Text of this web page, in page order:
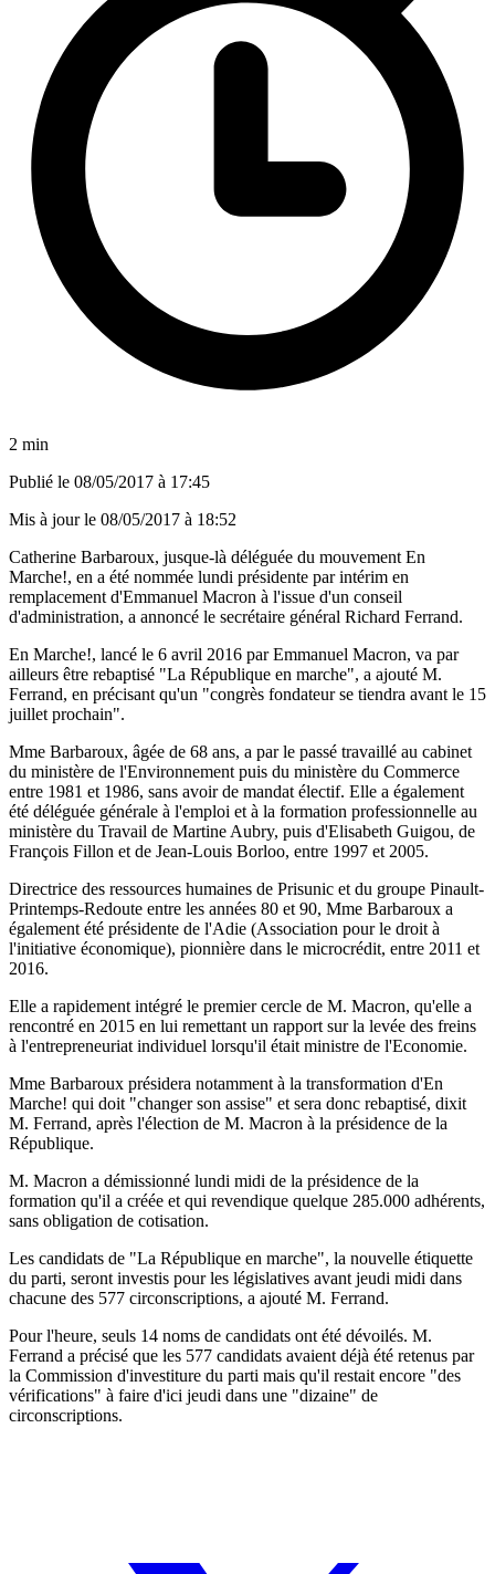
2 min
Publié le 08/05/2017 à 17:45
Mis à jour le 08/05/2017 à 18:52
Catherine Barbaroux, jusque-là déléguée du mouvement En
Marche!, en a été nommée lundi présidente par intérim en
remplacement d'Emmanuel Macron à l'issue d'un conseil
d'administration, a annoncé le secrétaire général Richard Ferrand.
En Marche!, lancé le 6 avril 2016 par Emmanuel Macron, va par
ailleurs être rebaptisé "La République en marche", a ajouté M.
Ferrand, en précisant qu'un "congrès fondateur se tiendra avant le 15
juillet prochain".
Mme Barbaroux, âgée de 68 ans, a par le passé travaillé au cabinet
du ministère de l'Environnement puis du ministère du Commerce
entre 1981 et 1986, sans avoir de mandat électif. Elle a également
été déléguée générale à l'emploi et à la formation professionnelle au
ministère du Travail de Martine Aubry, puis d'Elisabeth Guigou, de
François Fillon et de Jean-Louis Borloo, entre 1997 et 2005.
Directrice des ressources humaines de Prisunic et du groupe Pinault-
Printemps-Redoute entre les années 80 et 90, Mme Barbaroux a
également été présidente de l'Adie (Association pour le droit à
l'initiative économique), pionnière dans le microcrédit, entre 2011 et
2016.
Elle a rapidement intégré le premier cercle de M. Macron, qu'elle a
rencontré en 2015 en lui remettant un rapport sur la levée des freins
à l'entrepreneuriat individuel lorsqu'il était ministre de l'Economie.
Mme Barbaroux présidera notamment à la transformation d'En
Marche! qui doit "changer son assise" et sera donc rebaptisé, dixit
M. Ferrand, après l'élection de M. Macron à la présidence de la
République.
M. Macron a démissionné lundi midi de la présidence de la
formation qu'il a créée et qui revendique quelque 285.000 adhérents,
sans obligation de cotisation.
Les candidats de "La République en marche", la nouvelle étiquette
du parti, seront investis pour les législatives avant jeudi midi dans
chacune des 577 circonscriptions, a ajouté M. Ferrand.
Pour l'heure, seuls 14 noms de candidats ont été dévoilés. M.
Ferrand a précisé que les 577 candidats avaient déjà été retenus par
la Commission d'investiture du parti mais qu'il restait encore "des
vérifications" à faire d'ici jeudi dans une "dizaine" de
circonscriptions.